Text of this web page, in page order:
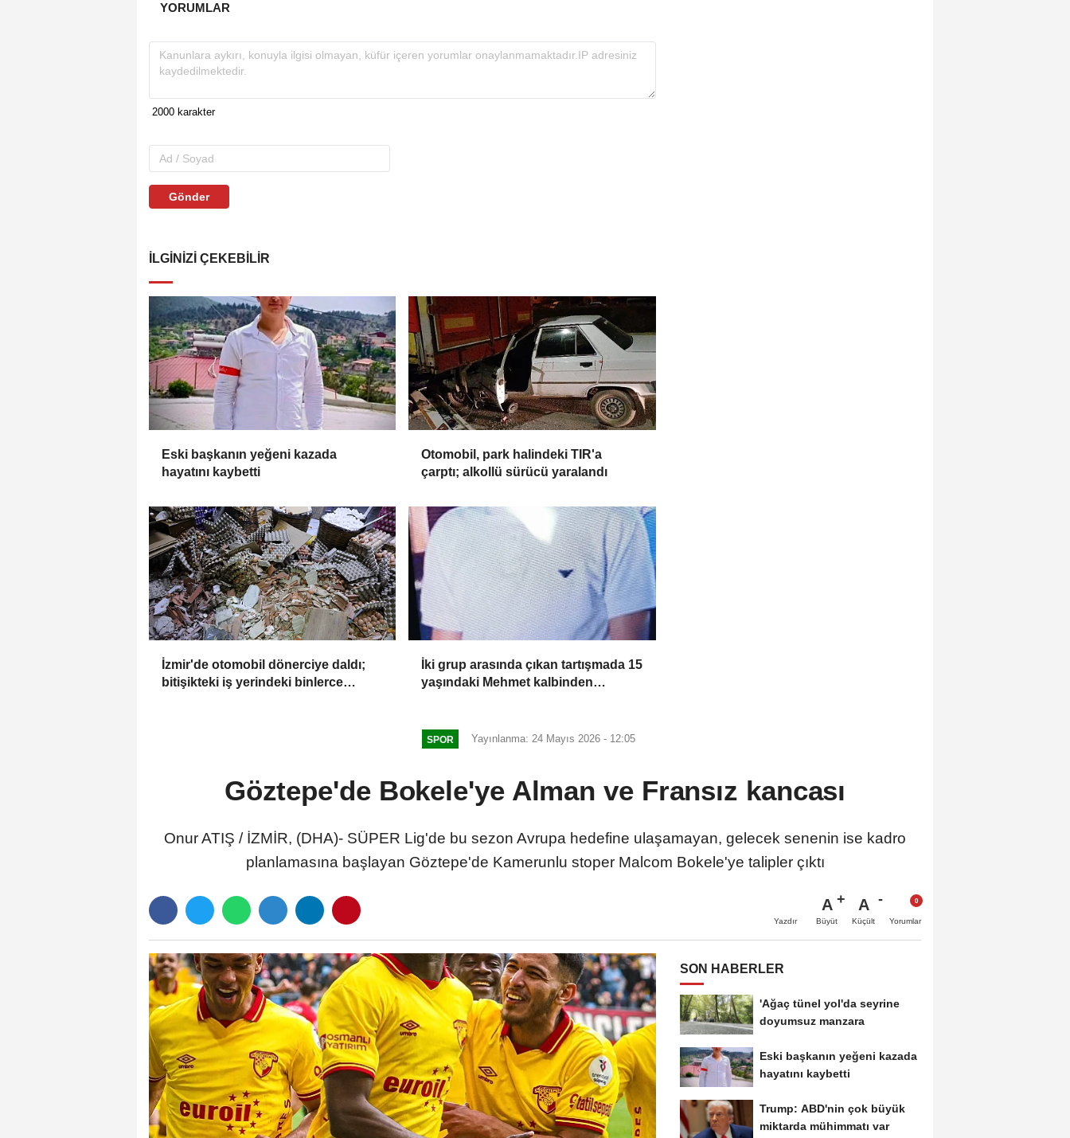
YORUMLAR
Gönder
İLGINIZI ÇEKEBILIR
Eski başkanın yeğeni kazada
hayatını kaybetti
Otomobil, park halindeki TIR'a
çarptı; alkollü sürücü yaralandı
İzmir'de otomobil dönerciye daldı;
bitişikteki iş yerindeki binlerce
İki grup arasında çıkan tartışmada 15
yaşındaki Mehmet kalbinden
SPOR Yayınlanma: 24 Mayıs 2026 - 12:05
Göztepe'de Bokele'ye Alman ve Fransız kancası
Onur ATIŞ / İZMİR, (DHA)- SÜPER Lig'de bu sezon Avrupa hedefine ulaşamayan, gelecek senenin ise kadro
planlamasına başlayan Göztepe'de Kamerunlu stoper Malcom Bokele'ye talipler çıktı
Yazdır
A
Büyüt
A
Küçült Yorumlar
SON HABERLER
'Ağaç tünel yol'da seyrine
doyumsuz manzara
Eski başkanın yeğeni kazada
hayatını kaybetti
Trump: ABD'nin çok büyük
miktarda mühimmatı var